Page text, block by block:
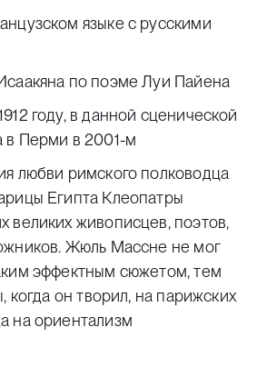
языке с русскими
по поэме Луи Пайена
году, в данной сценической
в Перми в 2001-м
любви римского полководца
Египта Клеопатры
великих живописцев, поэтов,
Жюль Массне не мог
эффектным сюжетом, тем
когда он творил, на парижских
на ориентализм